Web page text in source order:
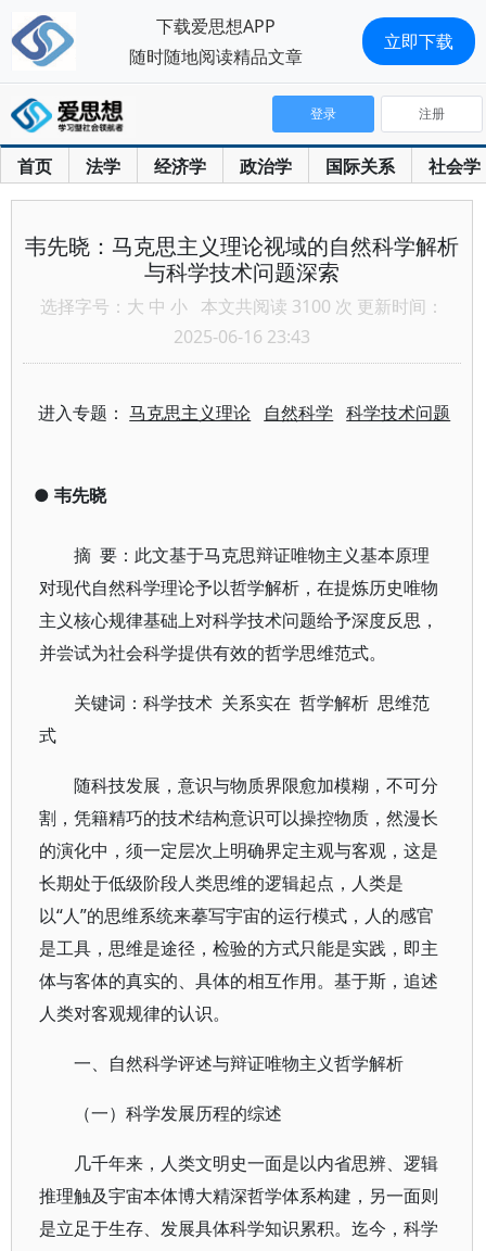
首页 法学 经济学 政治学 国际关系 社会学
登录 注册
韦先晓：马克思主义理论视域的自然科学解析
与科学技术问题深索
选择字号： 大 中 小 本文共阅读 3100 次 更新时间：
2025-06-16 23:43
进入专题：马克思主义理论 自然科学 科学技术问题
● 韦先晓
摘 要：此文基于马克思辩证唯物主义基本原理
对现代自然科学理论予以哲学解析，在提炼历史唯物
主义核心规律基础上对科学技术问题给予深度反思，
并尝试为社会科学提供有效的哲学思维范式。
关键词：科学技术 关系实在 哲学解析 思维范
式
随科技发展，意识与物质界限愈加模糊，不可分
割，凭籍精巧的技术结构意识可以操控物质，然漫长
的演化中，须一定层次上明确界定主观与客观，这是
长期处于低级阶段人类思维的逻辑起点，人类是
以“人”的思维系统来摹写宇宙的运行模式，人的感官
是工具，思维是途径，检验的方式只能是实践，即主
体与客体的真实的、具体的相互作用。基于斯，追述
人类对客观规律的认识。
一、自然科学评述与辩证唯物主义哲学解析
（一）科学发展历程的综述
几千年来，人类文明史一面是以内省思辨、逻辑
推理触及宇宙本体博大精深哲学体系构建，另一面则
是立足于生存、发展具体科学知识累积。迄今，科学
下载爱思想APP
随时随地阅读精品文章
立即下载